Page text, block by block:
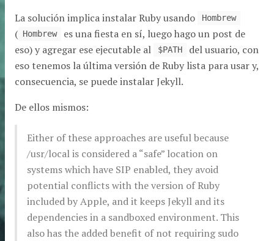
La solución implica instalar Ruby usando
Hombrew
( Hombrew
es una fiesta en sí, luego hago un post de
eso) y agregar ese ejecutable al
$PATH
del usuario, con
eso tenemos la última versión de Ruby lista para usar y,
consecuencia, se puede instalar Jekyll.
De ellos mismos:
Either of these approaches are useful because
/usr/local is considered a “safe” location on
systems which have SIP enabled, they avoid
potential conflicts with the version of Ruby
included by Apple, and it keeps Jekyll and its
dependencies in a sandboxed environment. This
also has the added benefit of not requiring sudo